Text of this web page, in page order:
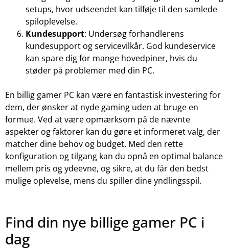
setups, hvor udseendet kan tilføje til den samlede
spiloplevelse.
Kundesupport: Undersøg forhandlerens
kundesupport og servicevilkår. God kundeservice
kan spare dig for mange hovedpiner, hvis du
støder på problemer med din PC.
En billig gamer PC kan være en fantastisk investering for
dem, der ønsker at nyde gaming uden at bruge en
formue. Ved at være opmærksom på de nævnte
aspekter og faktorer kan du gøre et informeret valg, der
matcher dine behov og budget. Med den rette
konfiguration og tilgang kan du opnå en optimal balance
mellem pris og ydeevne, og sikre, at du får den bedst
mulige oplevelse, mens du spiller dine yndlingsspil.
Find din nye billige gamer PC i
dag